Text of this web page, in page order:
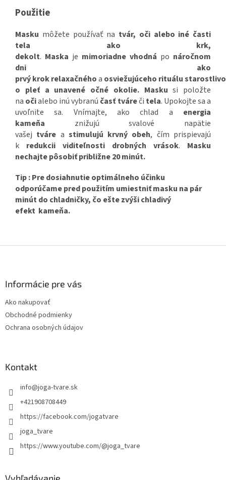
Použitie
Masku môžete používať na tvár, oči alebo iné časti
tela ako krk,
dekolt. Maska je mimoriadne vhodná po náročnom
dni ako
prvýkrok relaxačnéhoa osviežujúceho rituálu
o pleť a unavené očné okolie. Masku si položte
na očialebo inú vybranú časť tváreči tela. Upokojte sa a
uvoľnite sa. Vnímajte, ako chlad a energia
kameňa znižujú svalové napätie
vašej tváre a stimulujú krvný obeh, čím prispievajú
k redukcii viditeľnosti drobných vrások. Masku
nechajte pôsobiť približne 20 minút.
Tip : Pre dosiahnutie optimálneho účinku
odporúčame pred použitím umiestniť masku na pár
minút do chladničky, čo ešte zvýši chladivý
efekt kameňa.
Informácie pre vás
Ako nakupovať
Obchodné podmienky
Ochrana osobných údajov
Kontakt
info@joga-tvare.sk
+421908708449
https://facebook.com/jogatvare
joga_tvare
https://www.youtube.com/@joga_tvare